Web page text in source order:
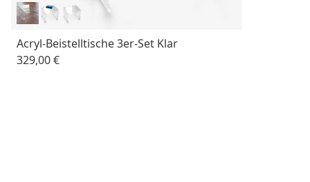
Acryl-Beistelltische 3er-Set Klar
329,00 €